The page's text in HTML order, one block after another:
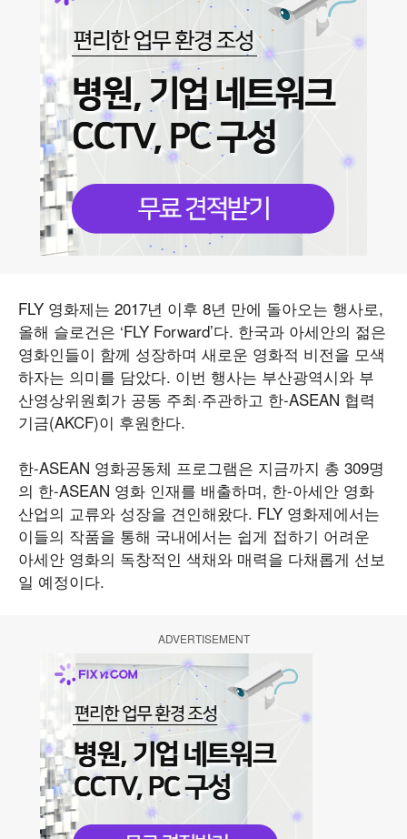
FLY 영화제는 2017년 이후 8년 만에 돌아오는 행사로,
올해 슬로건은 ‘FLY Forward’다. 한국과 아세안의 젊은
영화인들이 함께 성장하며 새로운 영화적 비전을 모색
하자는 의미를 담았다. 이번 행사는 부산광역시와 부
산영상위원회가 공동 주최·주관하고 한-ASEAN 협력
기금(AKCF)이 후원한다.
한-ASEAN 영화공동체 프로그램은 지금까지 총 309명
의 한-ASEAN 영화 인재를 배출하며, 한-아세안 영화
산업의 교류와 성장을 견인해왔다. FLY 영화제에서는
이들의 작품을 통해 국내에서는 쉽게 접하기 어려운
아세안 영화의 독창적인 색채와 매력을 다채롭게 선보
일 예정이다.
ADVERTISEMENT